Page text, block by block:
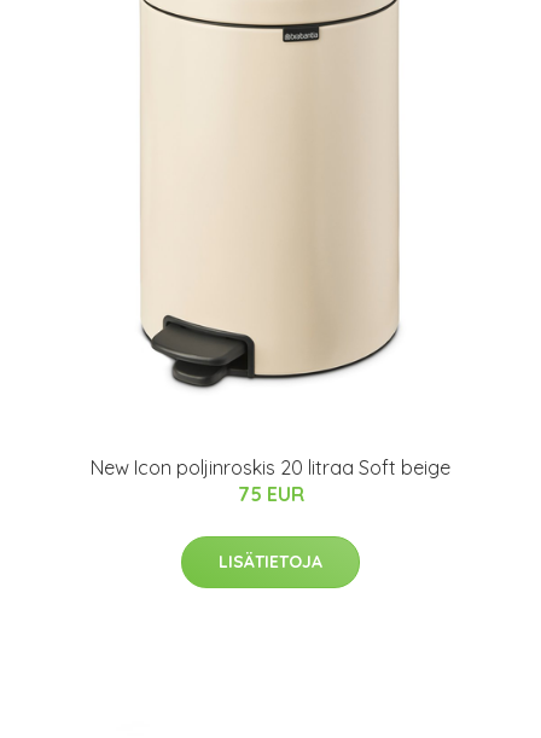
New Icon poljinroskis 20 litraa Soft beige
75 EUR
LISÄTIETOJA